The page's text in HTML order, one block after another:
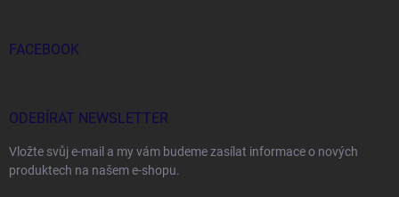
FACEBOOK
ODEBÍRAT NEWSLETTER
Vložte svůj e-mail a my vám budeme zasílat informace o nových
produktech na našem e-shopu.